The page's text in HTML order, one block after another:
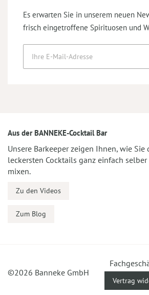
Es erwarten Sie in unserem neuen
frisch eingetroffene Spirituosen und
Aus der BANNEKE-Cocktail Bar
Unsere Barkeeper zeigen Ihnen, wie Sie
leckersten Cocktails ganz einfach selber
mixen.
Zu den Videos
Zum Blog
©2026 Banneke GmbH
Vertrag